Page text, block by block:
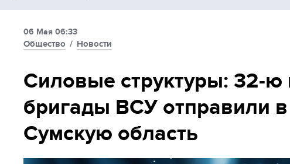
Политика
Экономика
Спорт
06 Мая 06:33
Общество / Новости
Силовые структуры: 32-
бригады ВСУ отправили в
Сумскую область